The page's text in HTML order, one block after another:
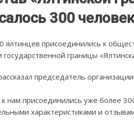
300 человек
ялтинцев присоединились к
государственной границы
председатель
к нам присоединились уже более
характеристиками и